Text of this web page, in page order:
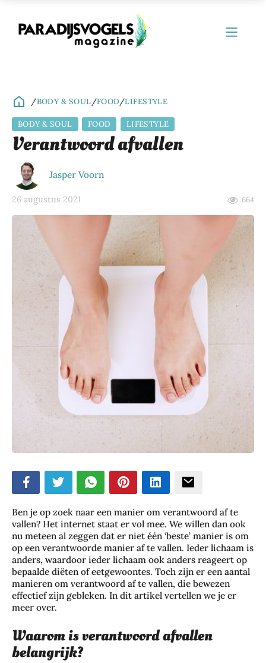
/BODY & SOUL/FOOD/LIFESTYLE
BODY & SOUL FOOD LIFESTYLE
Verantwoord afvallen
Jasper Voorn
26 augustus 2021 664
Ben je op zoek naar een manier om verantwoord af te
vallen? Het internet staat er vol mee. We willen dan ook
nu meteen al zeggen dat er niet één ‘beste’ manier is om
op een verantwoorde manier af te vallen. Ieder lichaam is
anders, waardoor ieder lichaam ook anders reageert op
bepaalde diëten of eetgewoontes. Toch zijn er een aantal
manieren om verantwoord af te vallen, die bewezen
effectief zijn gebleken. In dit artikel vertellen we je er
meer over.
Waarom is verantwoord afvallen
belangrijk?